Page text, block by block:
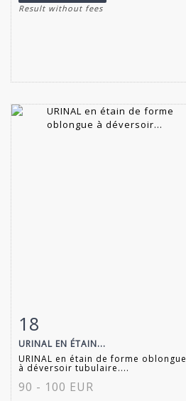
Result without fees
Item detail
18
URINAL EN ÉTAIN...
URINAL en étain de forme oblongue
à déversoir tubulaire....
90 - 100 EUR